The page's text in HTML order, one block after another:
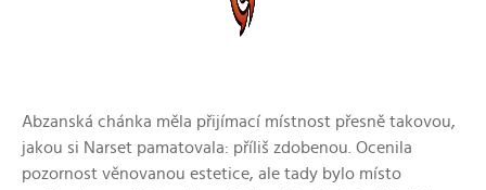
Abzanská chánka měla přijímací místnost přesně takovou,
jakou si Narset pamatovala: příliš zdobenou. Ocenila
pozornost věnovanou estetice, ale tady bylo místo